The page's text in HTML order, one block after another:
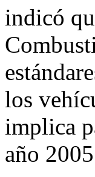
indicó
los
implica
año